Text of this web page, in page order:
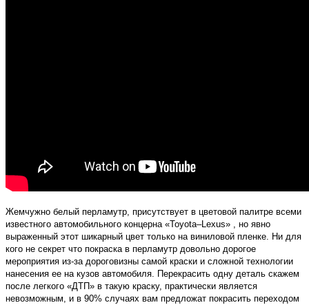
Жемчужно белый перламутр, присутствует в цветовой палитре всеми
известного автомобильного концерна «Toyota–Lexus» , но явно
выраженный этот шикарный цвет только на виниловой пленке. Ни для
кого не секрет что покраска в перламутр довольно дорогое
мероприятия из-за дороговизны самой краски и сложной технологии
нанесения ее на кузов автомобиля. Перекрасить одну деталь скажем
после легкого «ДТП» в такую краску, практически является
невозможным, и в 90% случаях вам предложат покрасить переходом